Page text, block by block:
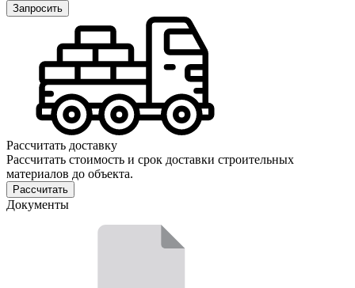
Запросить
Рассчитать доставку
Рассчитать стоимость и срок доставки строительных
материалов до объекта.
Рассчитать
Документы